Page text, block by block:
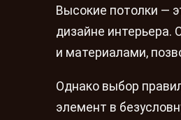
Высокие потолки —
дизайне
и материалами,
Однако выбор
элемент в